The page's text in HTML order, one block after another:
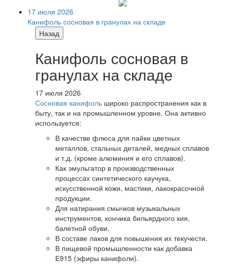
17 июля 2026
Канифоль сосновая в гранулах на складе
Назад
Канифоль сосновая в
гранулах на складе
17 июля 2026
Сосновая канифоль широко распространения как в
быту, так и на промышленном уровне. Она активно
используется:
В качестве флюса для пайки цветных
металлов, стальных деталей, медных сплавов
и т.д. (кроме алюминия и его сплавов).
Как эмульгатор в производственных
процессах синтетического каучука,
искусственной кожи, мастики, лакокрасочной
продукции.
Для натирания смычков музыкальных
инструментов, кончика бильярдного кия,
балетной обуви.
В составе лаков для повышения их текучести.
В пищевой промышленности как добавка
Е915 (эфиры канифоли).